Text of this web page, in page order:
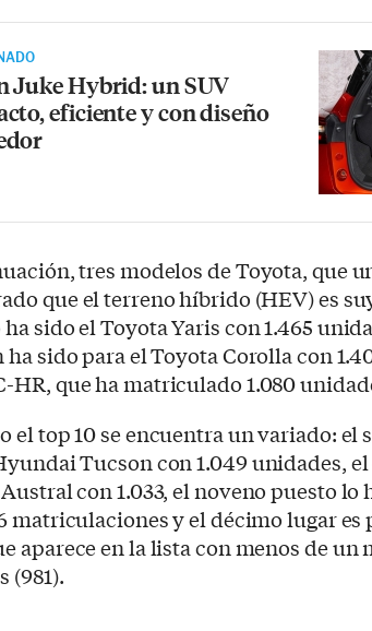
Juke Hybrid: un SUV
eficiente y con diseño
tres modelos de Toyota, que
que el terreno híbrido (HEV) es
sido el Toyota Yaris con 1.465
sido para el Toyota Corolla con
HR, que ha matriculado 1.080
el top 10 se encuentra un variado: el
Tucson con 1.049 unidades,
con 1.033, el noveno puesto lo
matriculaciones y el décimo lugar es
aparece en la lista con menos de
(981).